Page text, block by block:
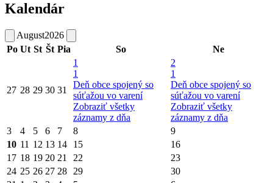
Kalendár
August2026
Po Ut St Št Pia So Ne
27 28 29 30 31
1
1
Deň obce spojený so
súťažou vo varení
Zobraziť všetky
záznamy z dňa
2
1
Deň obce spojený so
súťažou vo varení
Zobraziť všetky
záznamy z dňa
3
4 5 6 7 8
9
10 11 12 13 14 15
16
17 18 19 20 21 22
23
24 25 26 27 28 29
30